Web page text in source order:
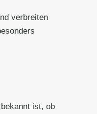
verbreiten
ist, ob